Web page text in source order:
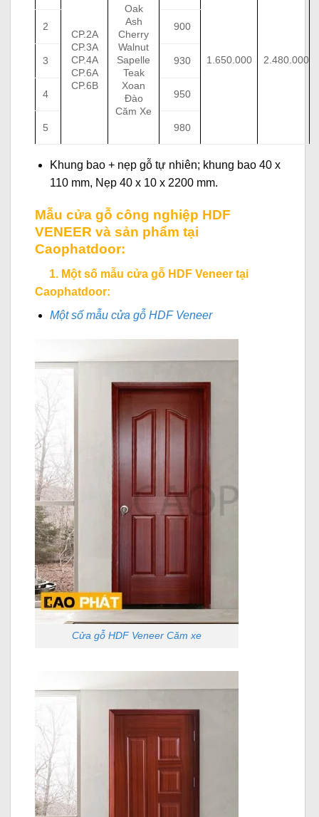
CP.2A
CP.3A
CP.4A
CP.6A
CP.6B
Oak
Ash
Cherry
Walnut
Sapelle
Teak
Xoan
Đào
Căm Xe
1.650.000 2.480.000
2 900
3 930
4 950
5 980
Khung bao + nẹp gỗ tự nhiên; khung bao 40 x
110 mm, Nẹp 40 x 10 x 2200 mm.
Mẫu cửa gỗ công nghiệp HDF
VENEER và sản phẩm tại
Caophatdoor:
1. Một số mẫu cửa gỗ HDF Veneer tại
Caophatdoor:
Một số mẫu cửa gỗ HDF Veneer
Cửa gỗ HDF Veneer Căm xe